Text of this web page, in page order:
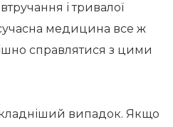
і тривалої
сучасна медицина все ж
справлятися з цими
випадок. Якщо